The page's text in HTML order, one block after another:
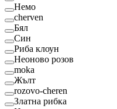
Немо
cherven
Бял
Син
Риба клоун
Неоново розов
moka
Жълт
rozovo-cheren
Златна рибка